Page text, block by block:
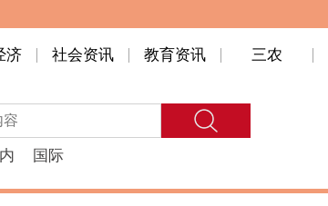
济 社会资讯 教育资讯 三农
国际